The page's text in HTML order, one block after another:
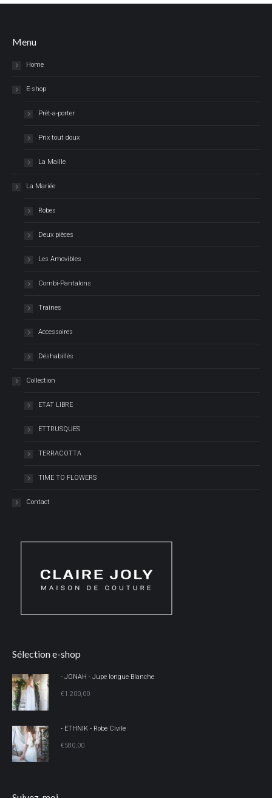
Menu
Home
E-shop
Prêt-a-porter
Prix tout doux
La Maille
La Mariée
Robes
Deux pièces
Les Amovibles
Combi-Pantalons
Traînes
Accessoires
Déshabillés
Collection
ETAT LIBRE
ETTRUSQUES
TERRACOTTA
TIME TO FLOWERS
Contact
Sélection e-shop
- JONAH - Jupe longue Blanche
€1.200,00
- ETHNIK - Robe Civile
€580,00